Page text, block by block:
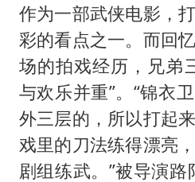
作为一部武侠电影，
彩的看点之一。而回
场的拍戏经历，兄弟
与欢乐并重”。“锦衣
外三层的，所以打起
戏里的刀法练得漂亮
剧组练武。”被导演路